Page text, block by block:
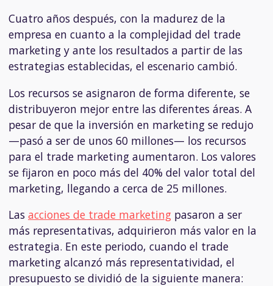
Cuatro años después, con la madurez de la
empresa en cuanto a la complejidad del trade
marketing y ante los resultados a partir de las
estrategias establecidas, el escenario cambió.
Los recursos se asignaron de forma diferente, se
distribuyeron mejor entre las diferentes áreas. A
pesar de que la inversión en marketing se redujo
—pasó a ser de unos 60 millones— los recursos
para el trade marketing aumentaron. Los valores
se fijaron en poco más del 40% del valor total del
marketing, llegando a cerca de 25 millones.
Las acciones de trade marketing pasaron a ser
más representativas, adquirieron más valor en la
estrategia. En este periodo, cuando el trade
marketing alcanzó más representatividad, el
presupuesto se dividió de la siguiente manera: